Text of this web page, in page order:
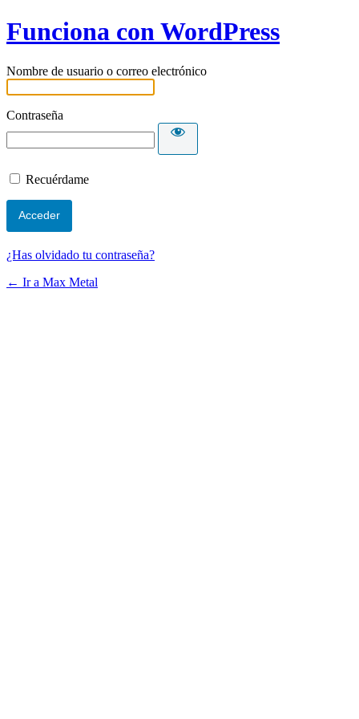
Funciona con WordPress
Nombre de usuario o correo electrónico
Contraseña
Recuérdame
¿Has olvidado tu contraseña?
← Ir a Max Metal